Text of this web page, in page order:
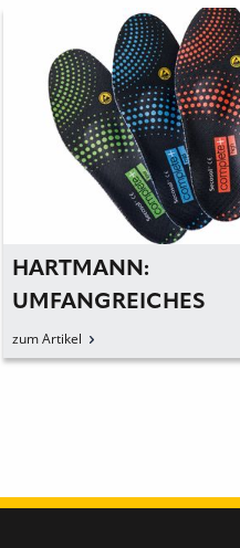
HARTMANN:
UMFANGREICHES
EINLAGENSYSTEM
zum Artikel